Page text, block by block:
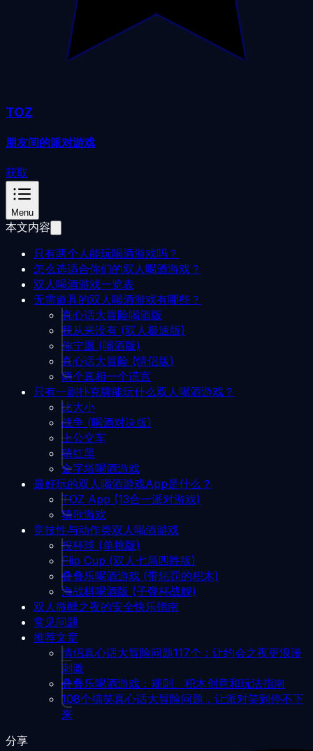
TOZ
朋友间的派对游戏
获取
Menu
本文内容
只有两个人能玩喝酒游戏吗？
怎么选适合你们的双人喝酒游戏？
双人喝酒游戏一览表
无需道具的双人喝酒游戏有哪些？
真心话大冒险喝酒版
我从来没有 (双人极速版)
你宁愿 (喝酒版)
真心话大冒险 (情侣版)
两个真相一个谎言
只有一副扑克牌能玩什么双人喝酒游戏？
比大小
战争 (喝酒对决版)
上公交车
猜红黑
金字塔喝酒游戏
最好玩的双人喝酒游戏App是什么？
TOZ App (13合一派对游戏)
猜歌游戏
竞技性与动作类双人喝酒游戏
投杯球 (单挑版)
Flip Cup (双人七局四胜版)
叠叠乐喝酒游戏 (带惩罚的积木)
海战棋喝酒版 (子弹杯战舰)
双人微醺之夜的安全快乐指南
常见问题
推荐文章
情侣真心话大冒险问题117个：让约会之夜更浪漫
刺激
叠叠乐喝酒游戏：规则、积木创意和玩法指南
108个搞笑真心话大冒险问题，让派对笑到停不下
来
分享